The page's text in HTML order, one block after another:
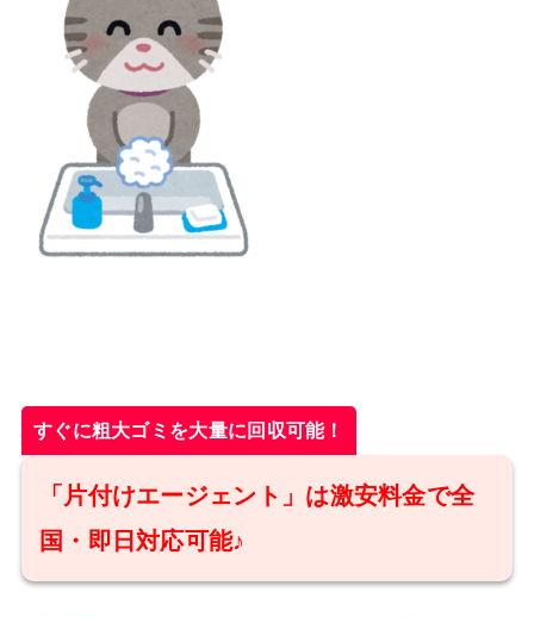
すぐに粗大ゴミを大量に回収可能！
「片付けエージェント」は激安料金で全
国・即日対応可能♪